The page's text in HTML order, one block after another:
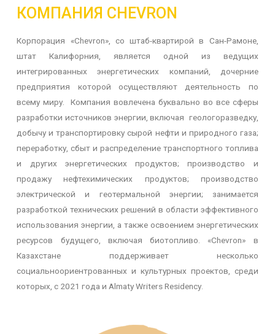
КОМПАНИЯ CHEVRON
Корпорация «Chevron», со штаб-квартирой в Сан-Рамоне,
штат Калифорния, является одной из ведущих
интегрированных энергетических компаний, дочерние
предприятия которой осуществляют деятельность по
всему миру. Компания вовлечена буквально во все сферы
разработки источников энергии, включая геологоразведку,
добычу и транспортировку сырой нефти и природного газа;
переработку, сбыт и распределение транспортного топлива
и других энергетических продуктов; производство и
продажу нефтехимических продуктов; производство
электрической и геотермальной энергии; занимается
разработкой технических решений в области эффективного
использования энергии, а также освоением энергетических
ресурсов будущего, включая биотопливо. «Chevron» в
Казахстане поддерживает несколько
социальноориентрованных и культурных проектов, среди
которых, с 2021 года иAlmaty Writers Residency.